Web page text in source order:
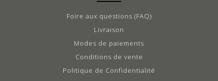
Foire aux questions (FAQ)
Livraison
Modes de paiements
Conditions de vente
Politique de Confidentialité